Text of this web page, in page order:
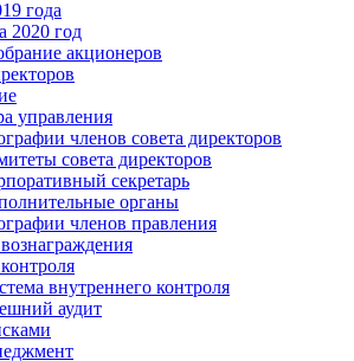
года
2020 год
акционеров
управления
членов совета директоров
совета директоров
секретарь
органы
членов правления
внутреннего контроля
аудит